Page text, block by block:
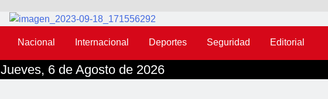
Nacional Internacional Deportes Seguridad Editorial
Jueves, 6 de Agosto de 2026